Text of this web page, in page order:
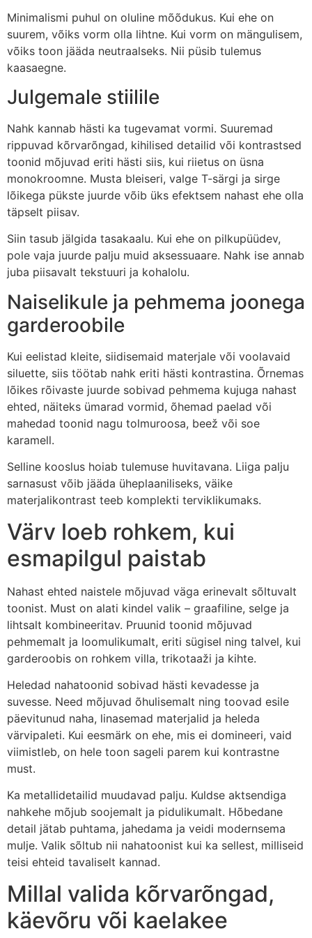
Minimalismi puhul on oluline mõõdukus. Kui ehe on
suurem, võiks vorm olla lihtne. Kui vorm on mängulisem,
võiks toon jääda neutraalseks. Nii püsib tulemus
kaasaegne.
Julgemale stiilile
Nahk kannab hästi ka tugevamat vormi. Suuremad
rippuvad kõrvarõngad, kihilised detailid või kontrastsed
toonid mõjuvad eriti hästi siis, kui riietus on üsna
monokroomne. Musta bleiseri, valge T-särgi ja sirge
lõikega pükste juurde võib üks efektsem nahast ehe olla
täpselt piisav.
Siin tasub jälgida tasakaalu. Kui ehe on pilkupüüdev,
pole vaja juurde palju muid aksessuaare. Nahk ise annab
juba piisavalt tekstuuri ja kohalolu.
Naiselikule ja pehmema joonega
garderoobile
Kui eelistad kleite, siidisemaid materjale või voolavaid
siluette, siis töötab nahk eriti hästi kontrastina. Õrnemas
lõikes rõivaste juurde sobivad pehmema kujuga nahast
ehted, näiteks ümarad vormid, õhemad paelad või
mahedad toonid nagu tolmuroosa, beež või soe
karamell.
Selline kooslus hoiab tulemuse huvitavana. Liiga palju
sarnasust võib jääda üheplaaniliseks, väike
materjalikontrast teeb komplekti terviklikumaks.
Värv loeb rohkem, kui
esmapilgul paistab
Nahast ehted naistele mõjuvad väga erinevalt sõltuvalt
toonist. Must on alati kindel valik – graafiline, selge ja
lihtsalt kombineeritav. Pruunid toonid mõjuvad
pehmemalt ja loomulikumalt, eriti sügisel ning talvel, kui
garderoobis on rohkem villa, trikotaaži ja kihte.
Heledad nahatoonid sobivad hästi kevadesse ja
suvesse. Need mõjuvad õhulisemalt ning toovad esile
päevitunud naha, linasemad materjalid ja heleda
värvipaleti. Kui eesmärk on ehe, mis ei domineeri, vaid
viimistleb, on hele toon sageli parem kui kontrastne
must.
Ka metallidetailid muudavad palju. Kuldse aktsendiga
nahkehe mõjub soojemalt ja pidulikumalt. Hõbedane
detail jätab puhtama, jahedama ja veidi modernsema
mulje. Valik sõltub nii nahatoonist kui ka sellest, milliseid
teisi ehteid tavaliselt kannad.
Millal valida kõrvarõngad,
käevõru või kaelakee